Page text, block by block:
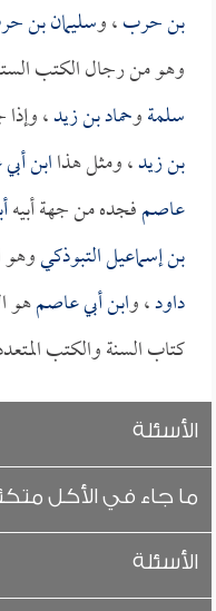
بن حرب، وسليمان بن
وهو من رجال الكتب
سلمةوحماد بن زيد،
بن زيد، ومثل هذاابن
عاصمفجده من جهة أبيه
بن إسماعيل التبوذكيوهو
داود، وابن أبي عاصمهو
كتاب السنة والكتب
الأسئلة
ما جاء في الأكل
الأسئلة